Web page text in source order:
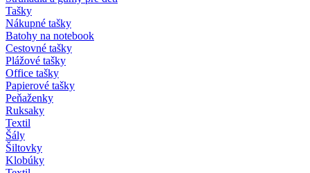
Tašky
Nákupné tašky
Batohy na notebook
Cestovné tašky
Plážové tašky
Office tašky
Papierové tašky
Peňaženky
Ruksaky
Textil
Šály
Šiltovky
Klobúky